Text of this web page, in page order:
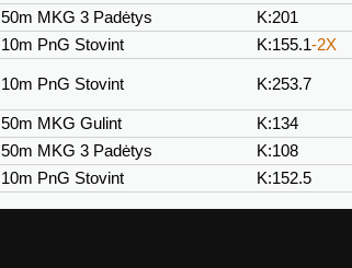
50m MKG 3 Padėtys K:201
10m PnG Stovint K:155.1-2X
10m PnG Stovint K:253.7
50m MKG Gulint K:134
50m MKG 3 Padėtys K:108
10m PnG Stovint K:152.5